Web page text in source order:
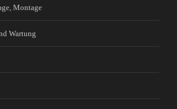
Montage
Wartung